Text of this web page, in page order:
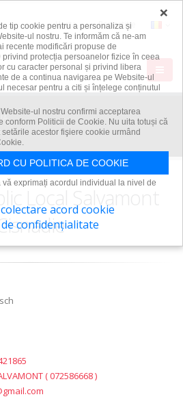
Harta Repartitie
Local Salvamont
( 072586668 )
×
tip cookie pentru a personaliza și
ul nostru. Te informăm că ne-am
recente modificări propuse de
protecția persoanelor fizice în ceea
cu caracter personal și privind libera
de a continua navigarea pe Website-ul
necesar pentru a citi și înțelege conținutul
ul nostru confirmi acceptarea
conform Politicii de Cookie. Nu uita totuși că
acestor fişiere cookie urmând
CU POLITICA DE COOKIE
vă exprimați acordul individual la nivel de
acord cookie
confidențialitate